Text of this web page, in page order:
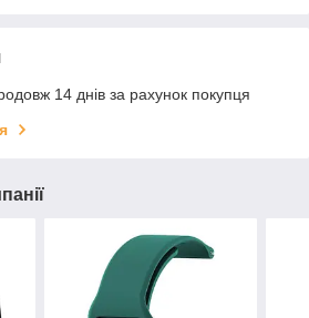
14 днів за рахунок покупця